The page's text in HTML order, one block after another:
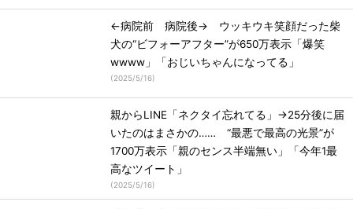
←病院前 病院後→ ウッキウキ笑顔だった柴
犬の“ビフォーアフター”が650万表示「爆笑
wwww」「おじいちゃんになってる」
(2025/5/16)
親からLINE「ネクタイ忘れてる」→25分後に届
いたのはまさかの…… “最悪で最高の光景”が
1700万表示「親のセンス半端無い」「今年1最
高なツイート」
(2025/5/16)